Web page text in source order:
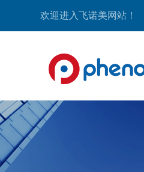
欢迎进入飞诺美网站！